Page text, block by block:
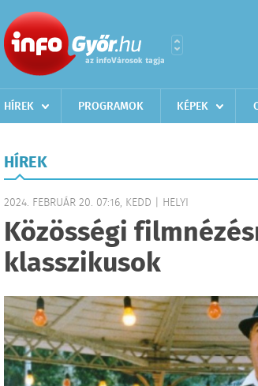
HÍREK PROGRAMOK KÉPEK
HÍREK
2024. FEBRUÁR 20. 07:16, KEDD | HELYI
Közösségi
klasszikusok